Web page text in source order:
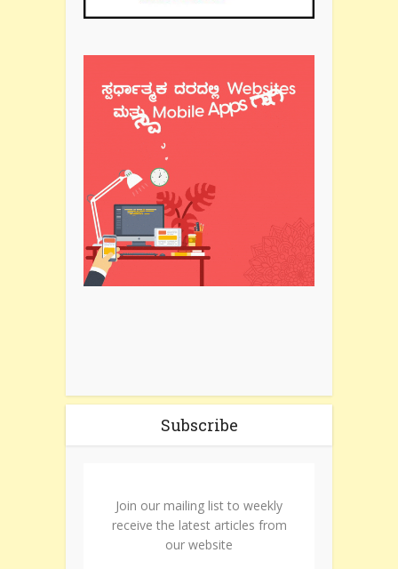
Subscribe
Join our mailing list to weekly
receive the latest articles from
our website